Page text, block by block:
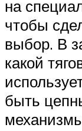
на
чтобы
выбор. В
какой
быть